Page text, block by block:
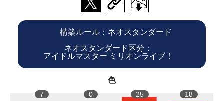
構築ルール：ネオスタンダード
ネオスタンダード区分：
アイドルマスター ミリオンライブ！
色
7 0 25 18